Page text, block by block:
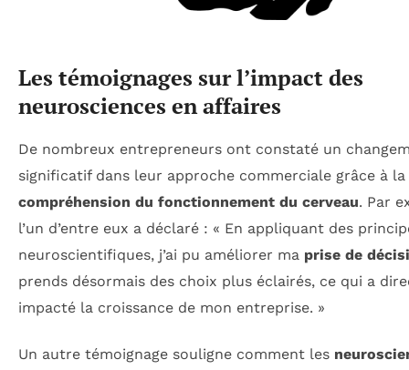
Les témoignages sur l’impact des
neurosciences en affaires
De nombreux entrepreneurs ont constaté un
significatif dans leur approche commerciale grâce à la
compréhension du fonctionnement du cerveau. Par
l’un d’entre eux a déclaré : « En appliquant des
neuroscientifiques, j’ai pu améliorer ma prise de
prends désormais des choix plus éclairés, ce qui a
impacté la croissance de mon entreprise. »
Un autre témoignage souligne comment les